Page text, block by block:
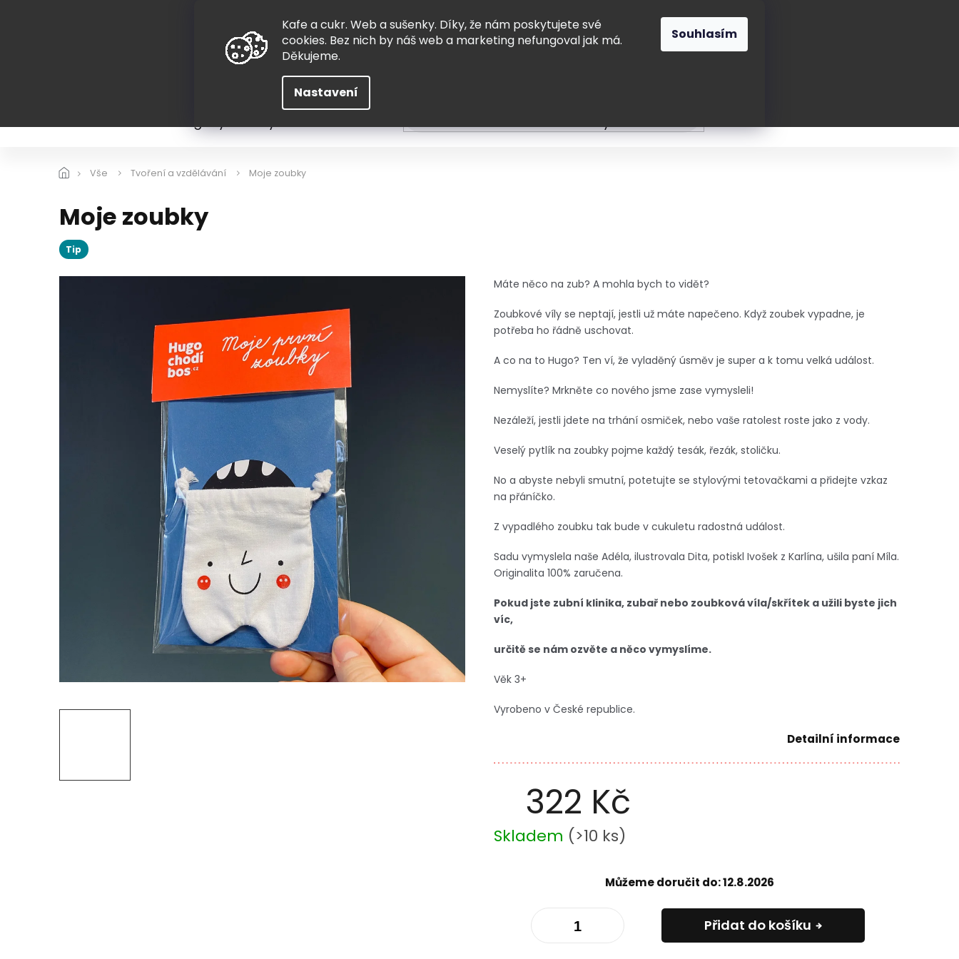
Kafe a cukr. Web a sušenky. Díky, že nám poskytujete své
cookies. Bez nich by náš web a marketing nefungoval jak má.
Děkujeme.
Nastavení
Souhlasím
Vše Tvoření a vzdělávání Moje zoubky
Moje zoubky
Tip
322 Kč
Měrná
cena:
Skladem (>10 ks)
Můžeme doručit do:12.8.2026
Přidat do košíku
Máte něco na zub? A mohla bych to vidět?
Zoubkové víly se neptají, jestli už máte napečeno. Když zoubek vypadne, je
potřeba ho řádně uschovat.
A co na to Hugo? Ten ví, že vyladěný úsměv je super a k tomu velká událost.
Nemyslíte? Mrkněte co nového jsme zase vymysleli!
Nezáleží, jestli jdete na trhání osmiček, nebo vaše ratolest roste jako z vody.
Veselý pytlík na zoubky pojme každý tesák, řezák, stoličku.
No a abyste nebyli smutní, potetujte se stylovými tetovačkami a přidejte vzkaz
na přáníčko.
Z vypadlého zoubku tak bude v cukuletu radostná událost.
Sadu vymyslela naše Adéla, ilustrovala Dita, potiskl Ivošek z Karlína, ušila paní Míla.
Originalita 100% zaručena.
Pokud jste zubní klinika, zubař nebo zoubková víla/skřítek a užili byste jich
víc,
určitě se nám ozvěte a něco vymyslíme.
Věk 3+
Vyrobeno v České republice.
Detailní informace